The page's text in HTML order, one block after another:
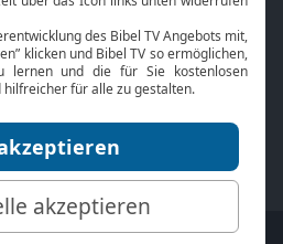
Service
Kontakt
TV-Empfang
Impressum Datenschutz